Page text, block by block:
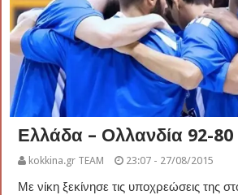
Ελλάδα – Ολλανδία 92-80
kokkina.gr TEAM 23:07 - 27/08/2015
Με νίκη ξεκίνησε τις υποχρεώσεις της